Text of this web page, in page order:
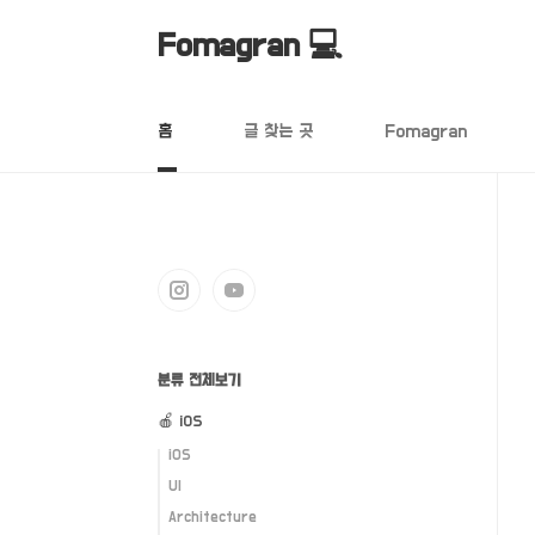
Fomagran 💻
홈 글 찾는 곳 Fomagran
분류 전체보기
🍎 iOS
iOS
UI
Architecture